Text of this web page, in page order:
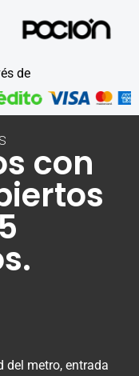
de
con
del metro, entrada